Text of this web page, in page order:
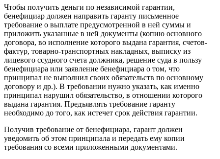
Чтобы получить деньги по независимой гарантии,
бенефициар должен направить гаранту письменное
требование о выплате предусмотренной в ней суммы и
приложить указанные в ней документы (копию основного
договора, во исполнение которого выдана гарантия, счетов-
фактур, товарно-транспортных накладных, выписку из
лицевого ссудного счета должника, решение суда в пользу
бенефициара или заявление бенефициара о том, что
принципал не выполнил своих обязательств по основному
договору и др.). В требовании нужно указать, как именно
принципал нарушил обязательство, в отношении которого
выдана гарантия. Предъявлять требование гаранту
необходимо до того, как истечет срок действия гарантии.
Получив требование от бенефициара, гарант должен
уведомить об этом принципала и передать ему копии
требования со всеми приложенными документами.